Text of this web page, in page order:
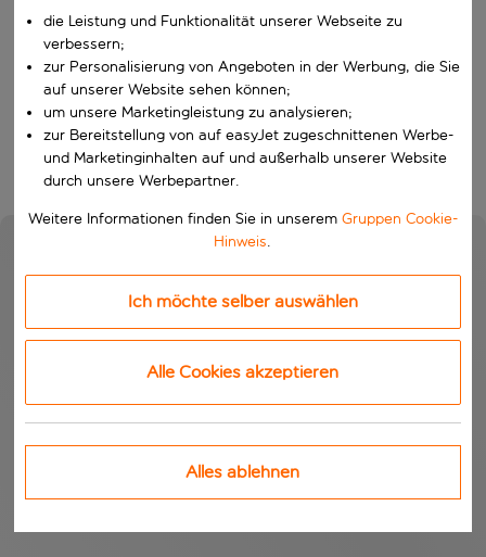
W&auml;hle ein Ab- und R&uuml;ckflugdatum aus.
Wer
Suchen
die Leistung und Funktionalität unserer Webseite zu
verbessern;
zur Personalisierung von Angeboten in der Werbung, die Sie
auf unserer Website sehen können;
um unsere Marketingleistung zu analysieren;
zur Bereitstellung von auf easyJet zugeschnittenen Werbe-
und Marketinginhalten auf und außerhalb unserer Website
durch unsere Werbepartner.
Weitere Informationen finden Sie in unserem Gruppen Cookie-
Hinweis.
Ich möchte selber auswählen
Alle Cookies akzeptieren
Alles ablehnen